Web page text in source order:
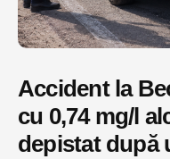
Accident la
cu 0,74 mg/l
depistat după